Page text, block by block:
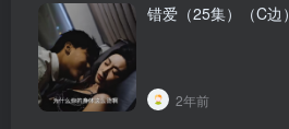
错爱（25集）（C边）
2年前